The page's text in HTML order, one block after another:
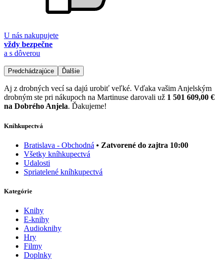
U nás nakupujete
vždy bezpečne
a s dôverou
Predchádzajúce Ďalšie
Aj z drobných vecí sa dajú urobiť veľké. Vďaka vašim Anjelským
drobným ste pri nákupoch na Martinuse darovali už 1 501 609,00 €
na Dobrého Anjela. Ďakujeme!
Kníhkupectvá
Bratislava - Obchodná • Zatvorené do zajtra 10:00
Všetky kníhkupectvá
Udalosti
Spriatelené kníhkupectvá
Kategórie
Knihy
E-knihy
Audioknihy
Hry
Filmy
Doplnky